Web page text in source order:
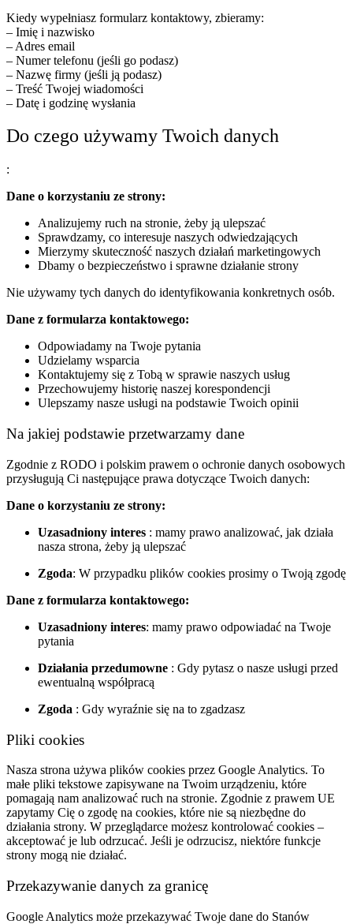
Kiedy wypełniasz formularz kontaktowy, zbieramy:
– Imię i nazwisko
– Adres email
– Numer telefonu (jeśli go podasz)
– Nazwę firmy (jeśli ją podasz)
– Treść Twojej wiadomości
– Datę i godzinę wysłania
Do czego używamy Twoich danych
:
Dane o korzystaniu ze strony:
Analizujemy ruch na stronie, żeby ją ulepszać
Sprawdzamy, co interesuje naszych odwiedzających
Mierzymy skuteczność naszych działań marketingowych
Dbamy o bezpieczeństwo i sprawne działanie strony
Nie używamy tych danych do identyfikowania konkretnych osób.
Dane z formularza kontaktowego:
Odpowiadamy na Twoje pytania
Udzielamy wsparcia
Kontaktujemy się z Tobą w sprawie naszych usług
Przechowujemy historię naszej korespondencji
Ulepszamy nasze usługi na podstawie Twoich opinii
Na jakiej podstawie przetwarzamy dane
Zgodnie z RODO i polskim prawem o ochronie danych osobowych
przysługują Ci następujące prawa dotyczące Twoich danych:
Dane o korzystaniu ze strony:
Uzasadniony interes : mamy prawo analizować, jak działa
nasza strona, żeby ją ulepszać
Zgoda: W przypadku plików cookies prosimy o Twoją zgodę
Dane z formularza kontaktowego:
Uzasadniony interes: mamy prawo odpowiadać na Twoje
pytania
Działania przedumowne : Gdy pytasz o nasze usługi przed
ewentualną współpracą
Zgoda : Gdy wyraźnie się na to zgadzasz
Pliki cookies
Nasza strona używa plików cookies przez Google Analytics. To
małe pliki tekstowe zapisywane na Twoim urządzeniu, które
pomagają nam analizować ruch na stronie. Zgodnie z prawem UE
zapytamy Cię o zgodę na cookies, które nie są niezbędne do
działania strony. W przeglądarce możesz kontrolować cookies –
akceptować je lub odrzucać. Jeśli je odrzucisz, niektóre funkcje
strony mogą nie działać.
Przekazywanie danych za granicę
Google Analytics może przekazywać Twoje dane do Stanów